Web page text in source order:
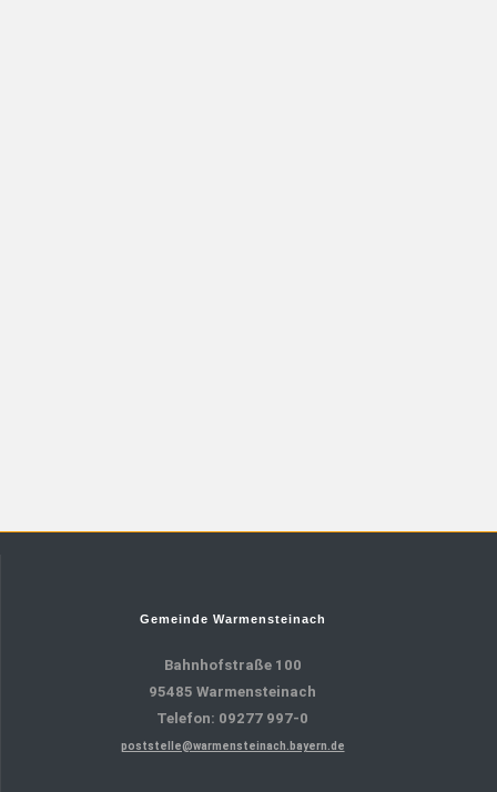
Gemeinde Warmensteinach
Bahnhofstraße 100
95485 Warmensteinach
Telefon: 09277 997-0
poststelle@warmensteinach.bayern.de